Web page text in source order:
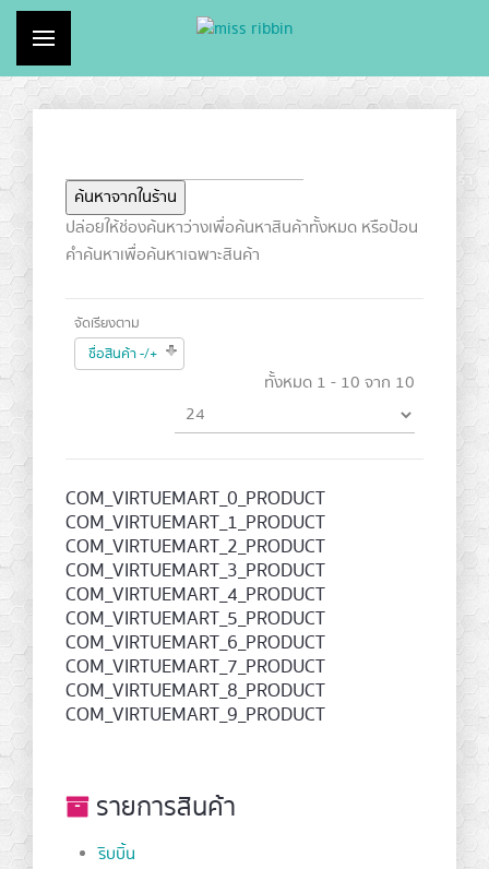
เข้าสู่ระบบ ไม่มีสินค้าในตระกร้า
ปล่อยให้ช่องค้นหาว่างเพื่อค้นหาสินค้าทั้งหมด หรือป้อน
คำค้นหาเพื่อค้นหาเฉพาะสินค้า
จัดเรียงตาม
ชื่อสินค้า -/+
ทั้งหมด 1 - 10 จาก 10
COM_VIRTUEMART_0_PRODUCT
COM_VIRTUEMART_1_PRODUCT
COM_VIRTUEMART_2_PRODUCT
COM_VIRTUEMART_3_PRODUCT
COM_VIRTUEMART_4_PRODUCT
COM_VIRTUEMART_5_PRODUCT
COM_VIRTUEMART_6_PRODUCT
COM_VIRTUEMART_7_PRODUCT
COM_VIRTUEMART_8_PRODUCT
COM_VIRTUEMART_9_PRODUCT
รายการสินค้า
ริบบิ้น